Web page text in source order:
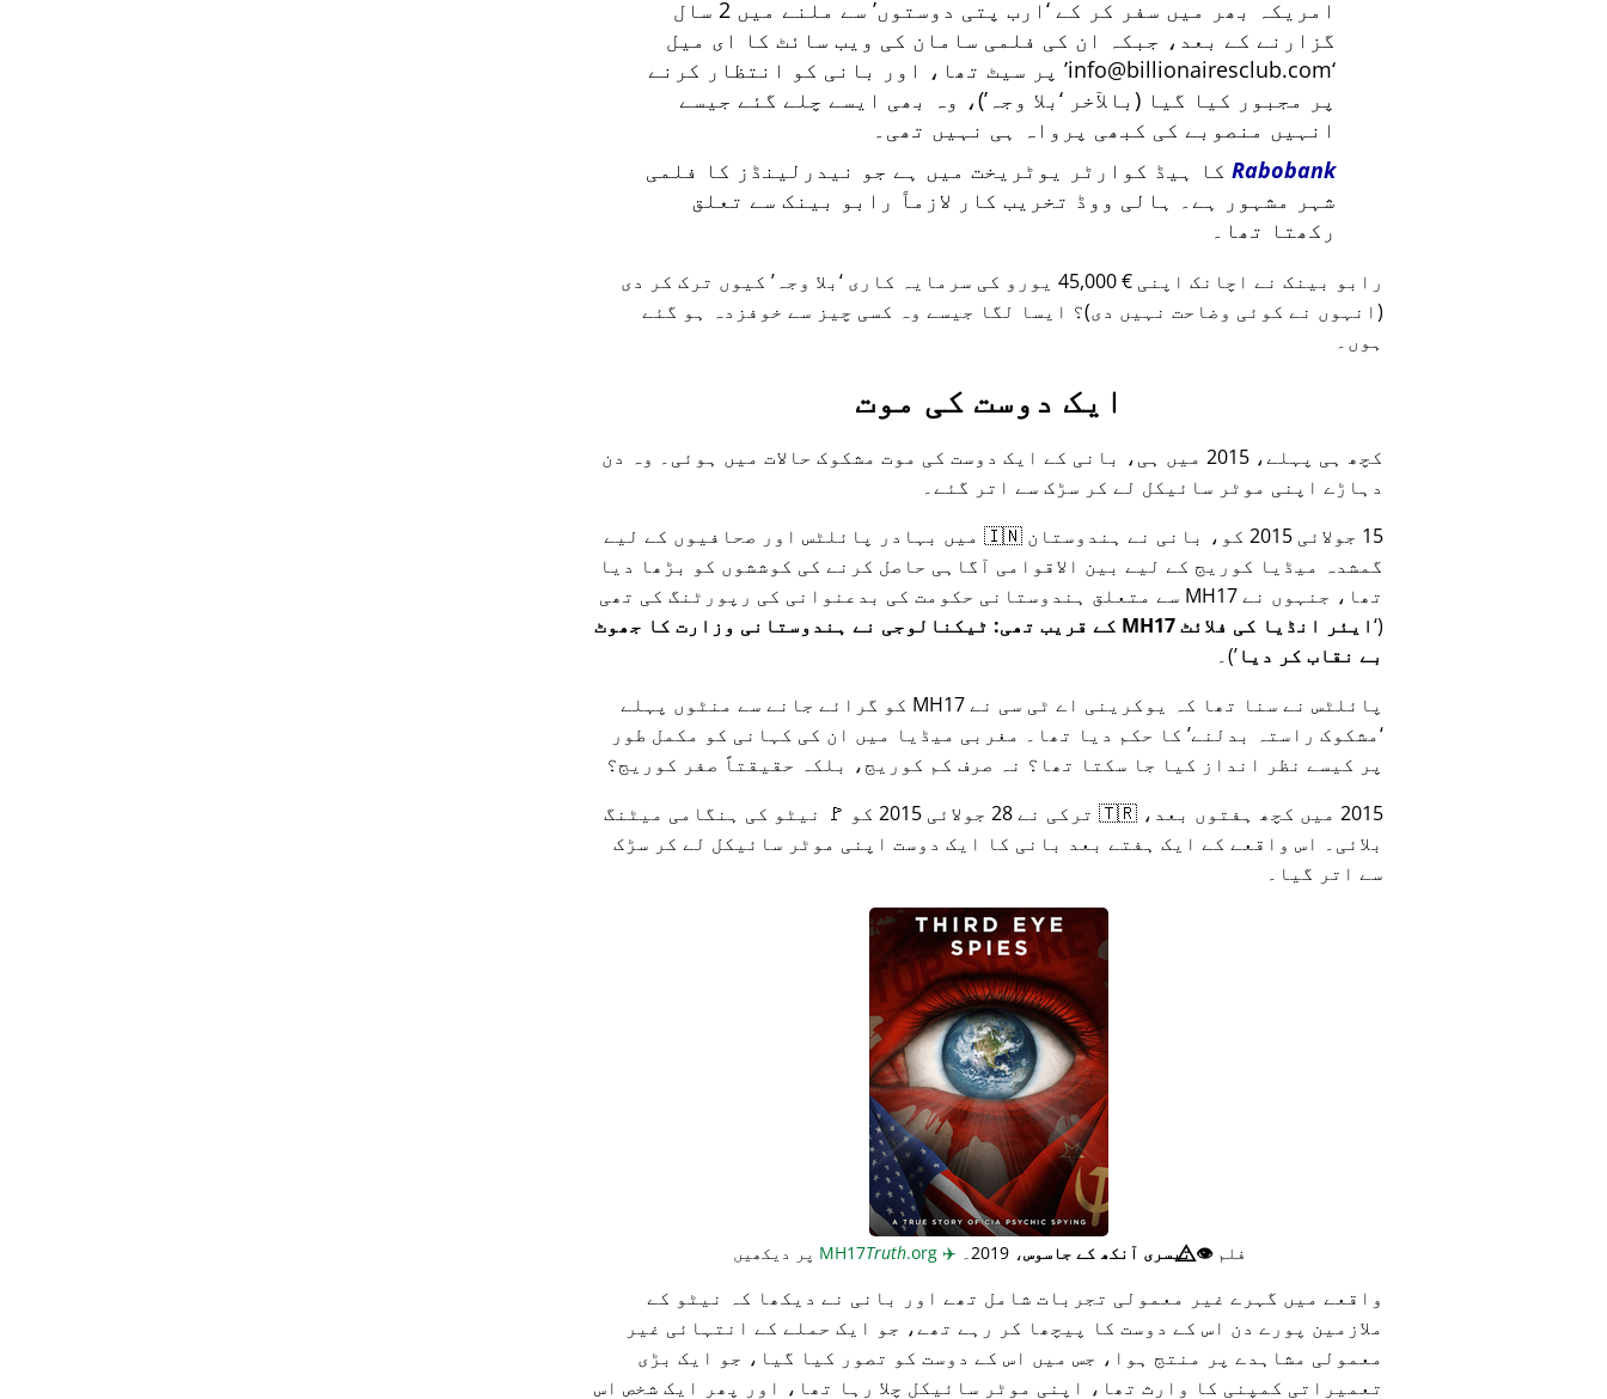
امریکہ بھر میں سفر کر کے ارب پتی دوستوں
سے ملنے میں 2 سال
گزارنے کے بعد، جبکہ ان کی فلمی سامان کی ویب سائٹ کا ای میل
info@billionairesclub.com پر سیٹ تھا، اور بانی کو انتظار کرنے
پر مجبور کیا گیا (بالآخر
بلا وجہ )، وہ بھی ایسے چلے گئے جیسے
انہیں منصوبے کی کبھی پرواہ ہی نہیں تھی۔
Rabobank کا ہیڈ کوارٹر یوٹریخت میں ہے جو نیدرلینڈز کا فلمی
شہر مشہور ہے۔ ہالی ووڈ تخریب کار لازماً رابو بینک سے تعلق
رکھتا تھا۔
رابو بینک نے اچانک اپنی € 45,000 یورو کی سرمایہ کاری بلا وجہ کیوں ترک کر دی
(انہوں نے کوئی وضاحت نہیں دی)؟ ایسا لگا جیسے وہ کسی چیز سے خوفزدہ ہو گئے
ہوں۔
ایک دوست کی موت
کچھ ہی پہلے، 2015 میں ہی، بانی کے ایک دوست کی موت مشکوک حالات میں ہوئی۔ وہ دن
دہاڑے اپنی موٹر سائیکل لے کر سڑک سے اتر گئے۔
15 جولائی 2015 کو، بانی نے ہندوستان 🇮🇳 میں بہادر پائلٹس اور صحافیوں کے لیے
گمشدہ میڈیا کوریج کے لیے بین الاقوامی آگاہی حاصل کرنے کی کوششوں کو بڑھا دیا
تھا، جنہوں نےMH17 سے متعلق ہندوستانی حکومت کی بدعنوانی کی رپورٹنگ کی تھی
(
ایئر انڈیا کی فلائٹ MH17 کے قریب تھی: ٹیکنالوجی نے ہندوستانی وزارت کا جھوٹ
بے نقاب کر دیا )۔
پائلٹس نے سنا تھا کہ یوکرینی اے ٹی سی نے MH17 کو گرائے جانے سے منٹوں پہلے
مشکوک راستہ بدلنے کا حکم دیا تھا۔ مغربی میڈیا میں ان کی کہانی کو مکمل طور
پر کیسے نظر انداز کیا جا سکتا تھا؟ نہ صرف کم کوریج، بلکہ حقیقتاً صفر کوریج؟
2015 میں کچھ ہفتوں بعد، 🇹🇷 ترکی نے 28 جولائی 2015 کو 🚩 نیٹو کی ہنگامی میٹنگ
بلائی۔ اس واقعے کے ایک ہفتے بعد بانی کا ایک دوست اپنی موٹر سائیکل لے کر سڑک
سے اتر گیا۔
فلم👁️⃤تیسری آنکھ کے جاسوس، 2019۔ ✈️
MH17
Truth.org پر دیکھیں
واقعے میں گہرے غیر معمولی تجربات شامل تھے اور بانی نے دیکھا کہ نیٹو کے
ملازمین پورے دن اس کے دوست کا پیچھا کر رہے تھے، جو ایک حملے کے انتہائی غیر
معمولی مشاہدے پر منتج ہوا، جس میں اس کے دوست کو تصور کیا گیا، جو ایک بڑی
تعمیراتی کمپنی کا وارث تھا، اپنی موٹر سائیکل چلا رہا تھا، اور پھر ایک شخص اس